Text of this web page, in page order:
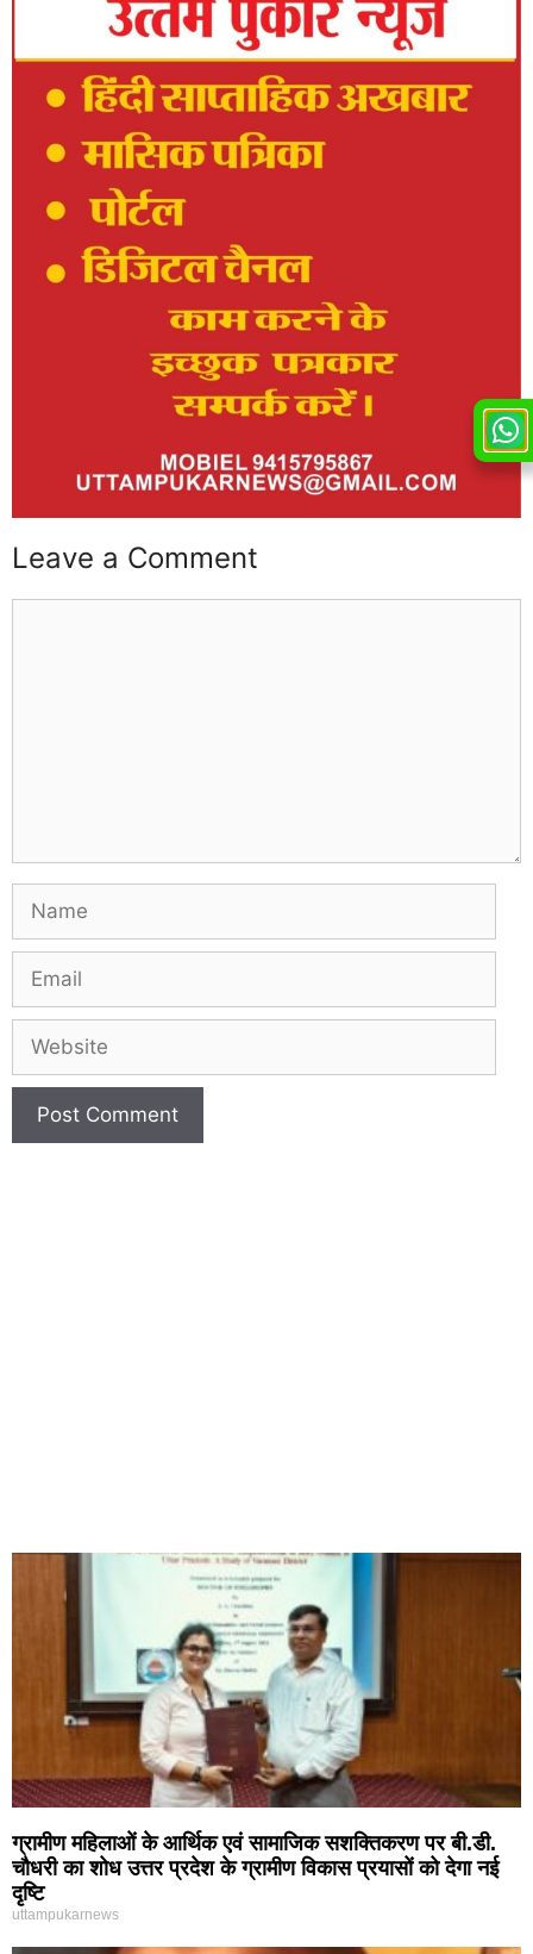
Leave a Comment
ग्रामीण महिलाओं के आर्थिक एवं सामाजिक सशक्तिकरण पर बी.डी.
चौधरी का शोध उत्तर प्रदेश के ग्रामीण विकास प्रयासों को देगा नई
दृष्टि
uttampukarnews